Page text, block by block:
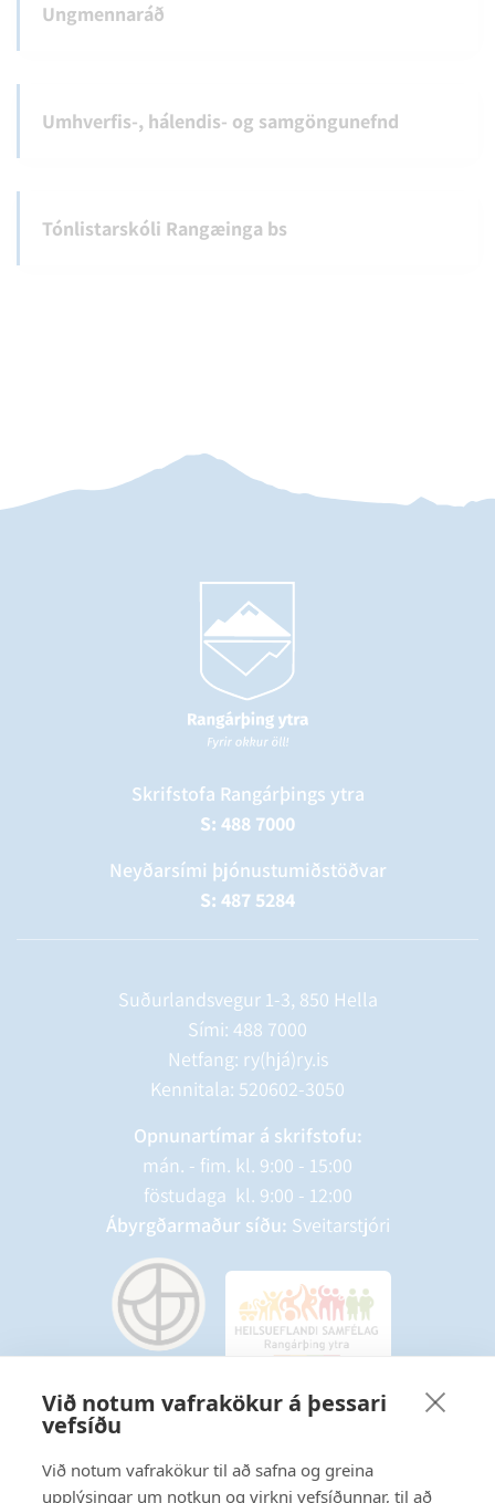
Við notum vafrakökur á þessari
vefsíðu
Við notum vafrakökur til að safna og greina
upplýsingar um notkun og virkni vefsíðunnar, til að
Ungmennaráð
Umhverfis-, hálendis- og samgöngunefnd
Tónlistarskóli Rangæinga bs
Skrifstofa Rangárþings ytra
S: 488 7000
Neyðarsími þjónustumiðstöðvar
S: 487 5284
Suðurlandsvegur 1-3, 850 Hella
Sími: 488 7000
Netfang: ry(hjá)ry.is
Kennitala: 520602-3050
Opnunartímar á skrifstofu:
mán. - fim. kl. 9:00 - 15:00
föstudaga kl. 9:00 - 12:00
Ábyrgðarmaður síðu: Sveitarstjóri
Starfsmannavefur
Hafðu samband